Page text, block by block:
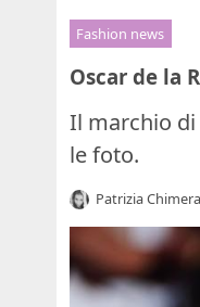
Fashion news
Oscar de la
Il marchio di
le foto.
Patrizia Chimera